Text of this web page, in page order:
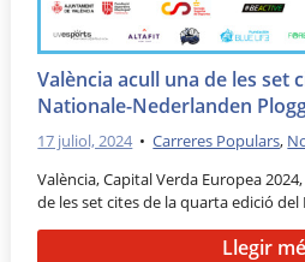
València acull una de les set
Nationale-Nederlanden
17 juliol, 2024 •Carreres Populars,
València, Capital Verda Europea
de les set cites de la quarta edició
Llegir